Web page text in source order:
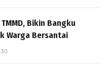
Bikin Bangku
Warga Bersantai